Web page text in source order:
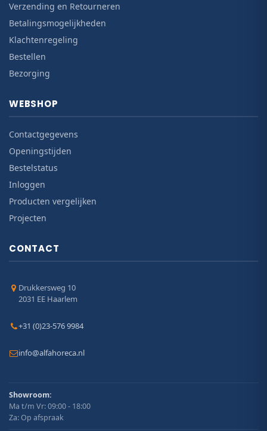
Verzending en Retourneren
Betalingsmogelijkheden
Klachtenregeling
Bestellen
Bezorging
WEBSHOP
Contactgegevens
Openingstijden
Bestelstatus
Inloggen
Producten vergelijken
Projecten
CONTACT
Drukkersweg 10
2031 EE Haarlem
+31 (0)23-576 9984
info@alfahoreca.nl
Showroom:
Ma t/m Vr: 09:00 - 18:00
Za: Op afspraak